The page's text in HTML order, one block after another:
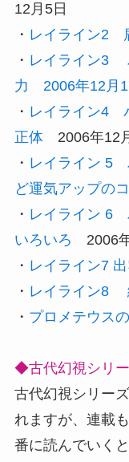
12月5日
・ レイライン2
・ レイライン3
力 2006年12月
・ レイライン4
正体2006年12
・ レイライン 5
ど運気アップの
・ レイライン 6
いろいろ 2006
・ レイライン7
・ レイライン8
・ プロメテウス
◆古代幻視シリ
古代幻視シリー
れますが、連載
番に読んでいく